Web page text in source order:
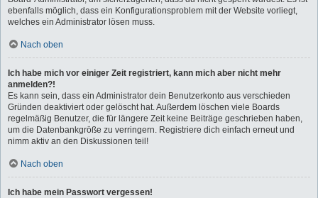
ebenfalls möglich, dass ein Konfigurationsproblem mit der Website vorliegt,
welches ein Administrator lösen muss.
Nach oben
Ich habe mich vor einiger Zeit registriert, kann mich aber nicht mehr
anmelden?!
Es kann sein, dass ein Administrator dein Benutzerkonto aus verschieden
Gründen deaktiviert oder gelöscht hat. Außerdem löschen viele Boards
regelmäßig Benutzer, die für längere Zeit keine Beiträge geschrieben haben,
um die Datenbankgröße zu verringern. Registriere dich einfach erneut und
nimm aktiv an den Diskussionen teil!
Nach oben
Ich habe mein Passwort vergessen!